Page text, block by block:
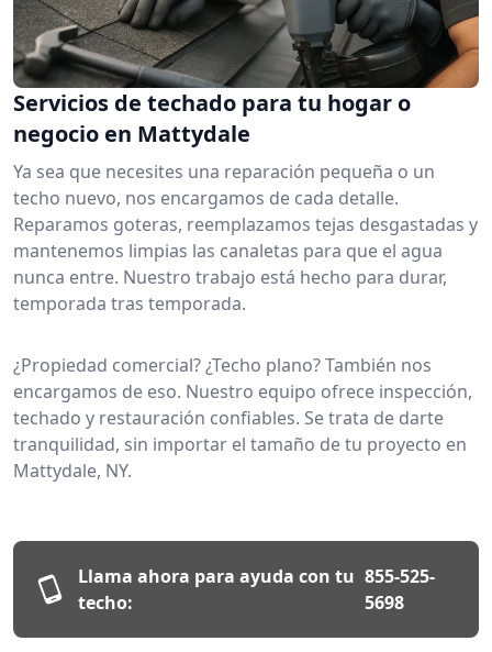
Servicios de techado para tu hogar o
negocio en Mattydale
Ya sea que necesites una reparación pequeña o un
techo nuevo, nos encargamos de cada detalle.
Reparamos goteras, reemplazamos tejas desgastadas y
mantenemos limpias las canaletas para que el agua
nunca entre. Nuestro trabajo está hecho para durar,
temporada tras temporada.
¿Propiedad comercial? ¿Techo plano? También nos
encargamos de eso. Nuestro equipo ofrece inspección,
techado y restauración confiables. Se trata de darte
tranquilidad, sin importar el tamaño de tu proyecto en
Mattydale, NY.
Llama ahora para ayuda con tu
techo:
855-525-
5698